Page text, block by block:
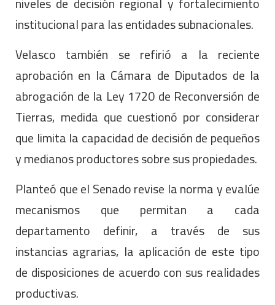
institucional para las entidades subnacionales.
Velasco también se refirió a la reciente
aprobación en la Cámara de Diputados de la
abrogación de la Ley 1720 de Reconversión de
Tierras, medida que cuestionó por considerar
que limita la capacidad de decisión de pequeños
y medianos productores sobre sus propiedades.
Planteó que el Senado revise la norma y evalúe
mecanismos que permitan a cada
departamento definir, a través de sus
instancias agrarias, la aplicación de este tipo
de disposiciones de acuerdo con sus realidades
productivas.